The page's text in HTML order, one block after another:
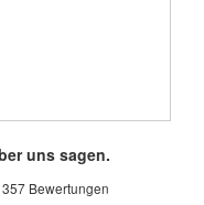
uns sagen.
Bewertungen